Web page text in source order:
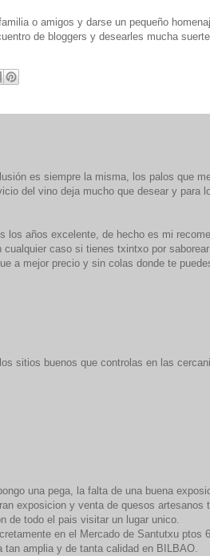
o amigos y darse un pequeño
de bloggers y desearles mucha
es siempre la misma, los palos que
del vino deja mucho que desear y para
los años excelente, de hecho es mi
cualquier caso si tienes txintxo por
a mejor precio y sin colas donde te
sitios buenos que controlas en las
una pega, la falta de una buena
exposicion y venta de quesos artesanos
de todo el pais visitar un lugar unico.
en el Mercado de Santutxu ptos
tan amplia y de tanta calidad en BILBAO.